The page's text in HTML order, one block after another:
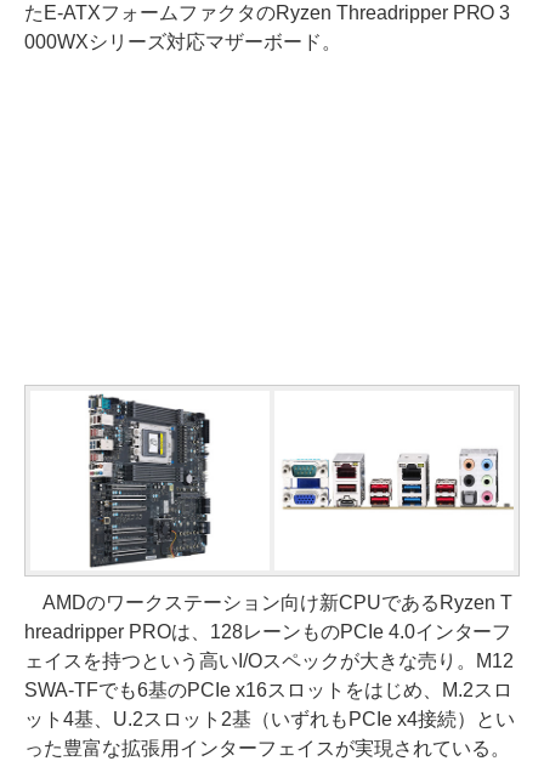
たE-ATXフォームファクタのRyzen Threadripper PRO 3
000WXシリーズ対応マザーボード。
AMDのワークステーション向け新CPUであるRyzen T
hreadripper PROは、128レーンものPCIe 4.0インターフ
ェイスを持つという高いI/Oスペックが大きな売り。M12
SWA-TFでも6基のPCIe x16スロットをはじめ、M.2スロ
ット4基、U.2スロット2基（いずれもPCIe x4接続）とい
った豊富な拡張用インターフェイスが実現されている。